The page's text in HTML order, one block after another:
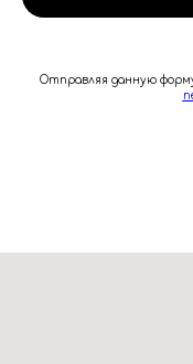
Отправляя данную